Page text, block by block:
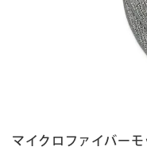
マイクロファイバー